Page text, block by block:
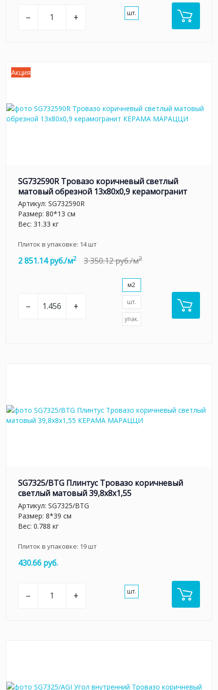
– + шт.
Акция
SG732590R Тровазо коричневый светлый
матовый обрезной 13x80x0,9 керамогранит
Артикул: SG732590R
Размер: 80*13 см
Вес: 31.33 кг
Плиток в упаковке: 14шт
2 851.14 руб./м2 3 350.12 руб./м2
– +
м2
шт.
упак.
SG7325/BTG Плинтус Тровазо коричневый
светлый матовый 39,8x8x1,55
Артикул: SG7325/BTG
Размер: 8*39 см
Вес: 0.788 кг
Плиток в упаковке: 19шт
430.66 руб.
– + шт.